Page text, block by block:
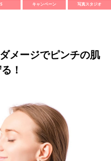
キャンペーン 写真スタジオ
メージでピンチの肌
！